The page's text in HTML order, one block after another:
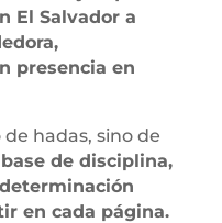
El Salvador a
presencia en
hadas, sino de
de disciplina,
en cada página.